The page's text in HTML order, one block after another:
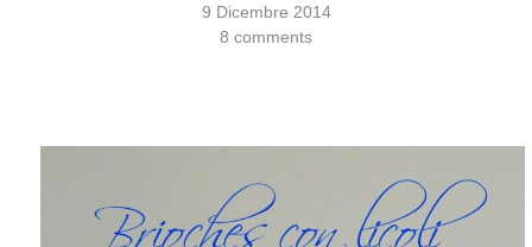
9 Dicembre 2014
8 comments